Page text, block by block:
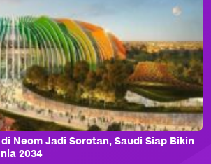
Neom Jadi Sorotan, Saudi Siap Bikin
2034